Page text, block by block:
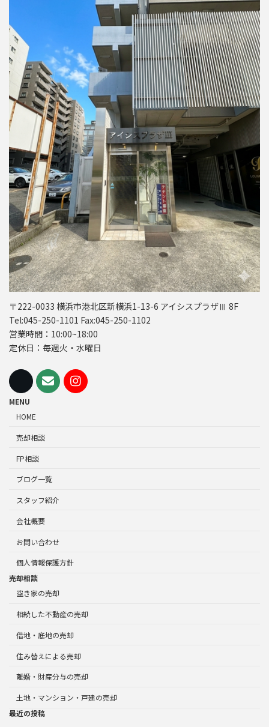
〒222-0033 横浜市港北区新横浜1-13-6 アイシスプラザⅢ 8F
Tel:045-250-1101 Fax:045-250-1102
営業時間：10:00~18:00
定休日：毎週火・水曜日
MENU
HOME
売却相談
FP相談
ブログ一覧
スタッフ紹介
会社概要
お問い合わせ
個人情報保護方針
売却相談
空き家の売却
相続した不動産の売却
借地・底地の売却
住み替えによる売却
離婚・財産分与の売却
土地・マンション・戸建の売却
最近の投稿